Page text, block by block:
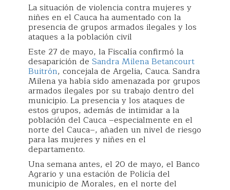
La situación de violencia contra mujeres y
niñes en el Cauca ha aumentado con la
presencia de grupos armados ilegales y los
ataques a la población civil
Este 27 de mayo, la Fiscalía confirmó la
desaparición de Sandra Milena Betancourt
Buitrón, concejala de Argelia, Cauca. Sandra
Milena ya había sido amenazada por grupos
armados ilegales por su trabajo dentro del
municipio. La presencia y los ataques de
estos grupos, además de intimidar a la
población del Cauca –especialmente en el
norte del Cauca–, añaden un nivel de riesgo
para las mujeres y niñes en el
departamento.
Una semana antes, el 20 de mayo, el Banco
Agrario y una estación de Policía del
municipio de Morales, en el norte del